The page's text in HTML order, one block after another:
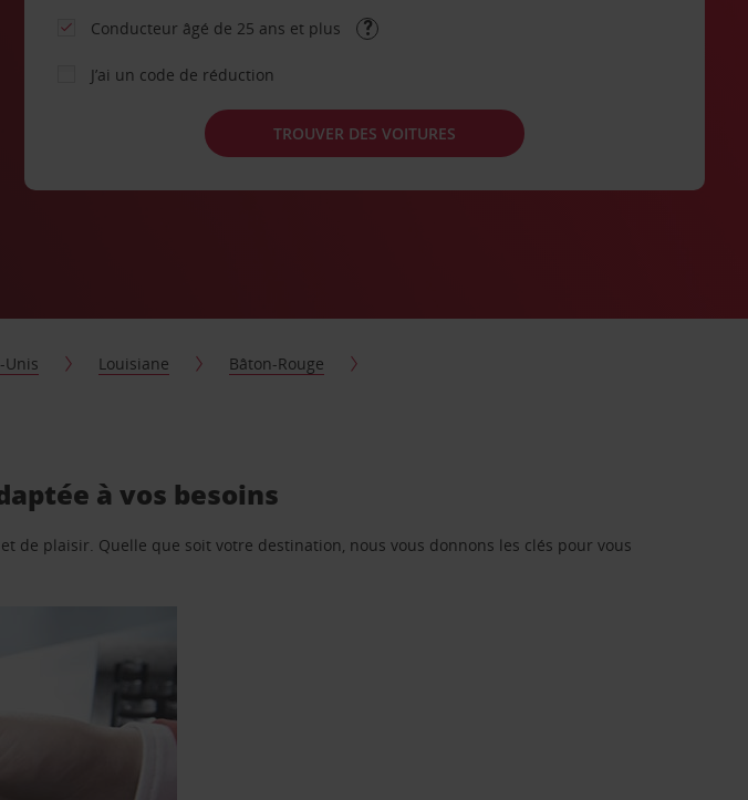
Conducteur âgé de 25 ans et plus
J’ai un code de réduction
TROUVER DES VOITURES
Unis Louisiane
Bâton-Rouge
à vos besoins
plaisir. Quelle que soit votre destination, nous vous donnons les clés pour vous